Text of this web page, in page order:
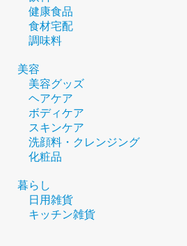
健康食品
食材宅配
調味料
美容
美容グッズ
ヘアケア
ボディケア
スキンケア
洗顔料・クレンジング
化粧品
暮らし
日用雑貨
キッチン雑貨